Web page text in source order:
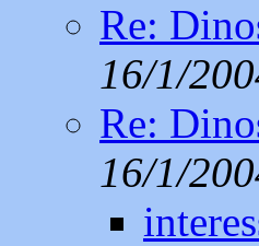
Re:
16/1/
Re:
16/1/